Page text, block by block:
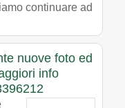
continuare ad
nuove foto ed
info